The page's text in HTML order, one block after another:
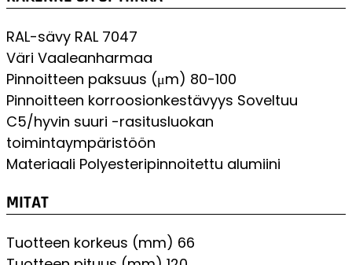
RAL-sävy RAL 7047
Väri Vaaleanharmaa
Pinnoitteen paksuus (μm) 80-100
Pinnoitteen korroosionkestävyys Soveltuu
C5/hyvin suuri -rasitusluokan
toimintaympäristöön
Materiaali Polyesteripinnoitettu alumiini
MITAT
Tuotteen korkeus (mm) 66